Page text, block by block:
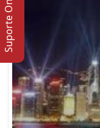
Suporte Online